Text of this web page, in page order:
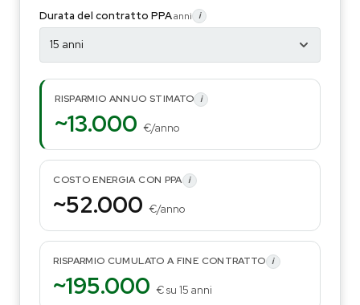
Durata del contratto PPAanni i
RISPARMIO ANNUO STIMATO i
~13.000 €/anno
COSTO ENERGIA CON PPA i
~52.000 €/anno
RISPARMIO CUMULATO A FINE CONTRATTO i
~195.000 € su 15 anni